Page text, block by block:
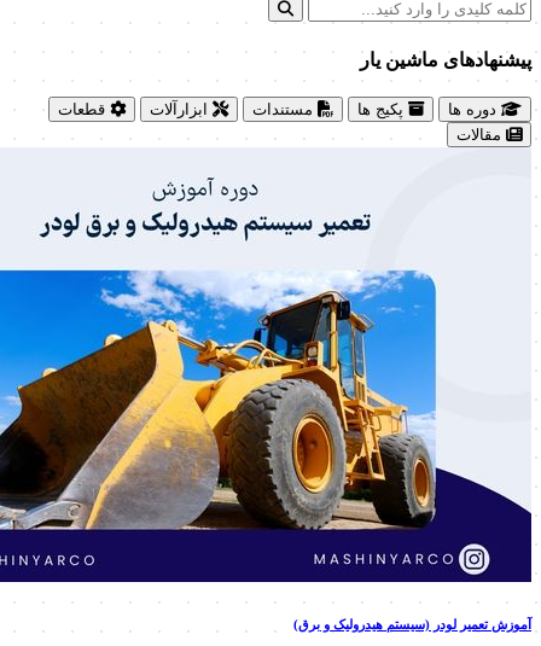
پیشنهاد‌های ماشین یار
دوره ها پکیج ها مستندات ابزارآلات
قطعات
مقالات
آموزش تعمیر لودر (سیستم هیدرولیک و برق)